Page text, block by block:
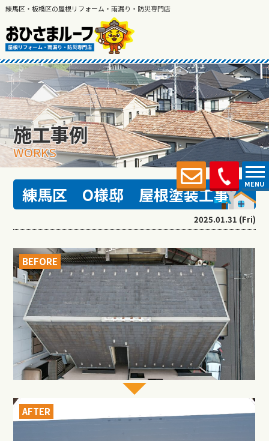
練馬区・板橋区の屋根リフォーム・雨漏り・防災専門店
MENU
施工事例
WORKS
練馬区 O様邸 屋根塗装工事
2025.01.31 (Fri)
BEFORE
AFTER